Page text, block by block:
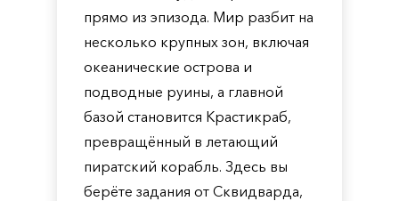
прямо из эпизода. Мир разбит на
несколько крупных зон, включая
океанические острова и
подводные руины, а главной
базой становится Крастикраб,
превращённый в летающий
пиратский корабль. Здесь вы
берёте задания от Сквидварда,